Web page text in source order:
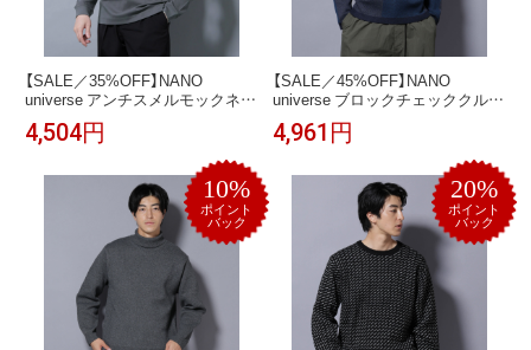
【SALE／35%OFF】NANO
universe アンチスメルモックネッ
クTシャツ 長袖 ナノユニバース
トップス カットソー・Tシャツ グ
レー ブラック ブラウン ホワイト
【送料無料】
4,504円
【SALE／45%OFF】NANO
universe ブロックチェッククルー
ネックニット ナノユニバース ト
ップス ニット ブラック グレー グ
4,961円
10%
ポイント
バック
20%
ポイント
バック